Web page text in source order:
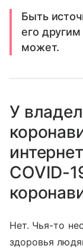
Быть
его
может.
У
COVID-
Нет. Чья-то
здоровья